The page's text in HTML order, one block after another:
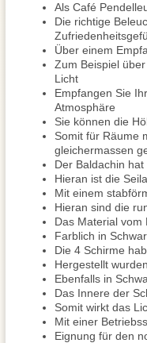
Als Café
Die richtige
Über einem
Zum Beispiel
Licht
Empfangen Sie
Atmosphäre
Sie können die
Somit für Räume
gleichermassen
Der Baldachin
Hieran ist die
Mit einem
Hieran sind die
Das Material vom
Farblich in
Die 4 Schirme
Hergestellt
Ebenfalls in
Das Innere der
Somit wirkt das
Mit einer
Eignung für den